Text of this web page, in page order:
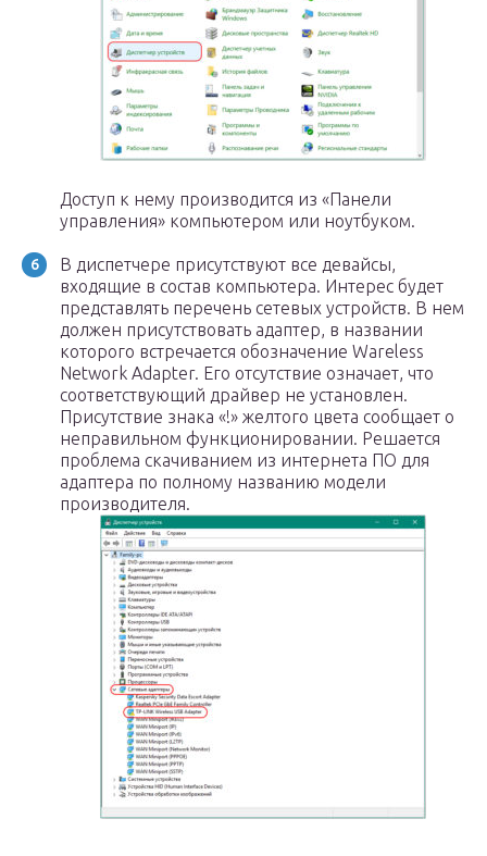
Доступ к нему производится из «Панели
управления» компьютером или ноутбуком.
В диспетчере присутствуют все девайсы,
входящие в состав компьютера. Интерес будет
представлять перечень сетевых устройств. В нем
должен присутствовать адаптер, в названии
которого встречается обозначение Wareless
Network Adapter. Его отсутствие означает, что
соответствующий драйвер не установлен.
Присутствие знака «!» желтого цвета сообщает о
неправильном функционировании. Решается
проблема скачиванием из интернета ПО для
адаптера по полному названию модели
производителя.